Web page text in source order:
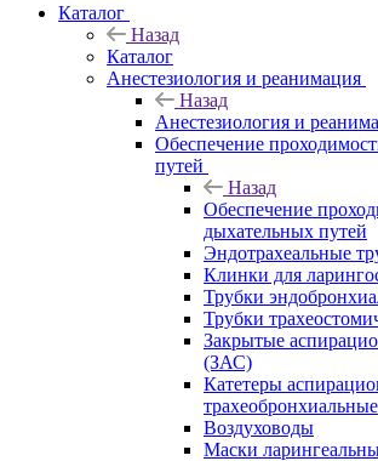
Каталог
Назад
Каталог
Анестезиология и реанимация
Назад
Анестезиология и
Обеспечение
путей
Назад
Обеспечение
дыхательных путей
Эндотрахеальные
Клинки для
Трубки
Трубки
Закрытые
(ЗАС)
Катетеры
трахеобронхиальные
Воздуховоды
Маски